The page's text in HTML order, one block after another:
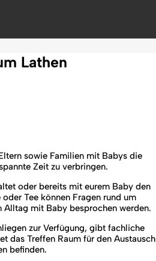
Lathen
sowie Familien mit Babys die
Zeit zu verbringen.
oder bereits mit eurem Baby den
Tee können Fragen rund um
Alltag mit Baby besprochen werden.
zur Verfügung, gibt fachliche
das Treffen Raum für den Austausch
befinden.